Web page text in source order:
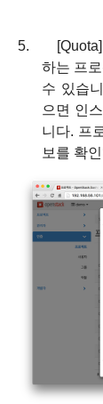
5. [Quota]
하는 프
수 있습
으면 인
니다. 프
보를 확